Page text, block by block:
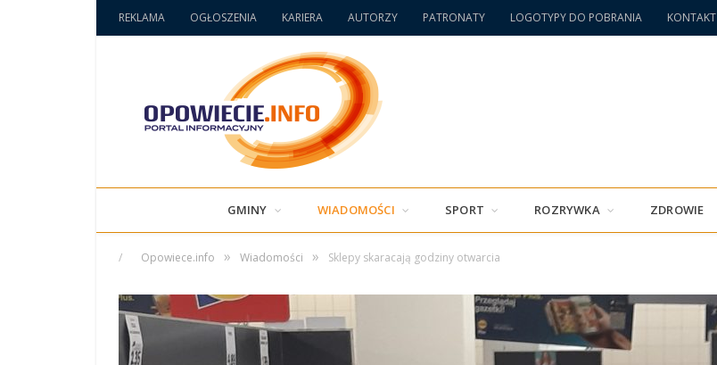
REKLAMA OGŁOSZENIA KARIERA AUTORZY PATRONATY LOGOTYPY DO POBRANIA KONTAKT
GMINY WIADOMOŚCI SPORT ROZRYWKA ZDROWIE
/ Opowiece.info » Wiadomości » Sklepy skaracają godziny otwarcia